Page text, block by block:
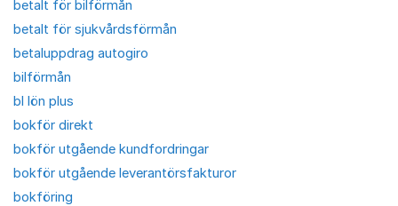
betalt för bilförmån
betalt för sjukvårdsförmån
betaluppdrag autogiro
bilförmån
bl lön plus
bokför direkt
bokför utgående kundfordringar
bokför utgående leverantörsfakturor
bokföring